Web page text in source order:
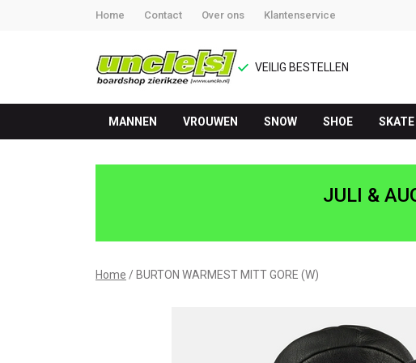
Home Contact Over ons Klantenservice
VEILIG BESTELLEN
MANNEN VROUWEN SNOW SHOE SKATE
BURTON
GORE
JULI &
Home BURTON WARMEST MITT GORE (W)